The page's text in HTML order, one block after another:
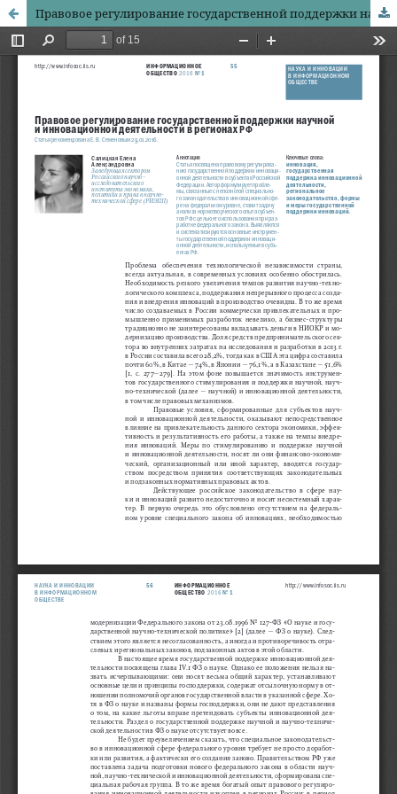
Правовое регулирование государственной поддержки научной и инновационной деятельности в регионах РФ